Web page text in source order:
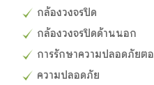
กล้องวงจรปิด
กล้องวงจรปิดด้านนอก
การรักษาความปลอดภัยต
ความปลอดภัย